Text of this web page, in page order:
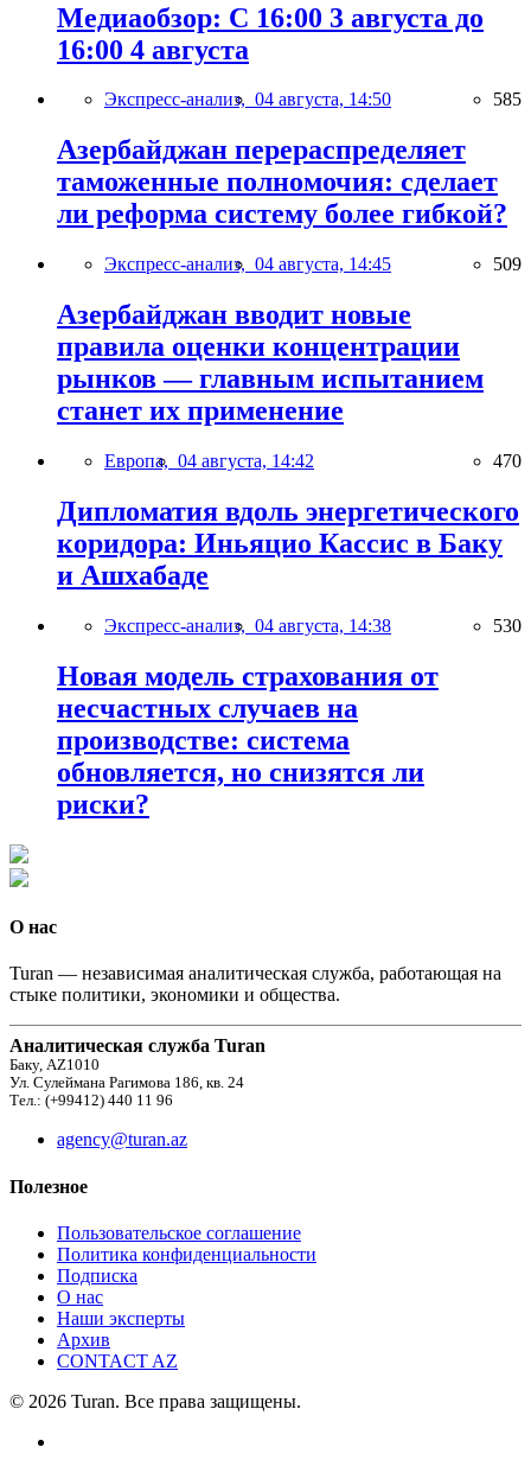
Медиаобзор: С 16:00 3 августа до
16:00 4 августа
Экспресс-анализ, 04 августа, 14:50 585
Азербайджан перераспределяет
таможенные полномочия: сделает
ли реформа систему более гибкой?
Экспресс-анализ, 04 августа, 14:45 509
Азербайджан вводит новые
правила оценки концентрации
рынков — главным испытанием
станет их применение
Европа, 04 августа, 14:42 470
Дипломатия вдоль энергетического
коридора: Иньяцио Кассис в Баку
и Ашхабаде
Экспресс-анализ, 04 августа, 14:38 530
Новая модель страхования от
несчастных случаев на
производстве: система
обновляется, но снизятся ли
риски?
О нас
Turan — независимая аналитическая служба, работающая на
стыке политики, экономики и общества.
Аналитическая служба Turan
Баку, AZ1010
Ул. Сулеймана Рагимова 186, кв. 24
Тел.: (+99412) 440 11 96
agency@turan.az
Полезное
Пользовательское соглашение
Политика конфиденциальности
Подписка
О нас
Наши эксперты
Архив
CONTACT AZ
© 2026 Turan. Все права защищены.